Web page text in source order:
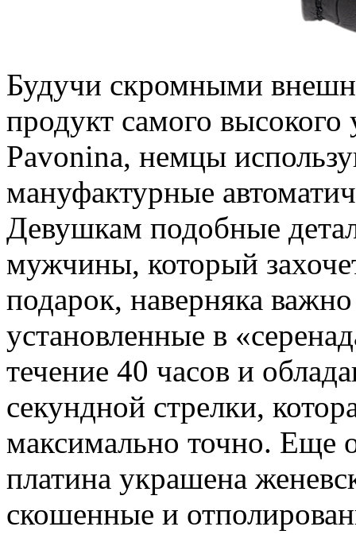
Будучи скромными
продукт самого
Pavonina, немцы
мануфактурные
Девушкам подобные
мужчины, который
подарок, наверняка
установленные в
течение 40 часов и
секундной стрелки,
максимально точно. Еще
платина украшена
скошенные и